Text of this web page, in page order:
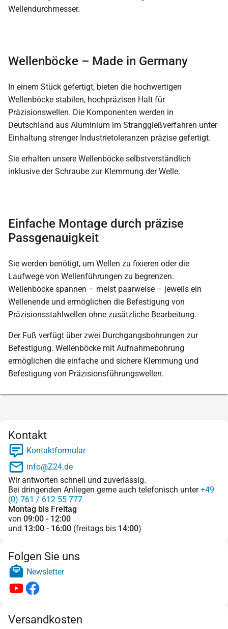
Wellendurchmesser.
Wellenböcke – Made in Germany
In einem Stück gefertigt, bieten die hochwertigen
Wellenböcke stabilen, hochpräzisen Halt für
Präzisionswellen. Die Komponenten werden in
Deutschland aus Aluminium im Stranggießverfahren unter
Einhaltung strenger Industrietoleranzen präzise gefertigt.
Sie erhalten unsere Wellenböcke selbstverständlich
inklusive der Schraube zur Klemmung der Welle.
Einfache Montage durch präzise
Passgenauigkeit
Sie werden benötigt, um Wellen zu fixieren oder die
Laufwege von Wellenführungen zu begrenzen.
Wellenböcke spannen – meist paarweise – jeweils ein
Wellenende und ermöglichen die Befestigung von
Präzisionsstahlwellen ohne zusätzliche Bearbeitung.
Der Fuß verfügt über zwei Durchgangsbohrungen zur
Befestigung. Wellenböcke mit Aufnahmebohrung
ermöglichen die einfache und sichere Klemmung und
Befestigung von Präzisionsführungswellen.
Kontakt
Kontaktformular
info@Z24.de
Wir antworten schnell und zuverlässig.
Bei dringenden Anliegen gerne auch telefonisch unter+49
(0) 761 / 612 55 777
Montag bis Freitag
von 09:00 - 12:00
und 13:00 - 16:00 (freitags bis 14:00)
Folgen Sie uns
Newsletter
Versandkosten